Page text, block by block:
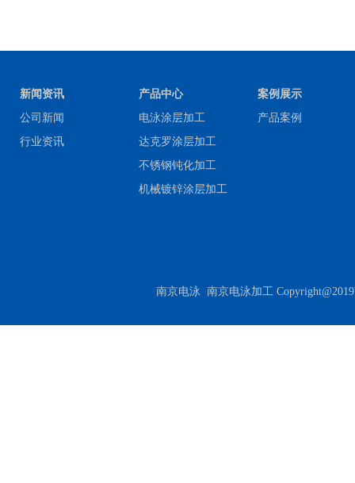
新闻资讯
公司新闻
行业资讯
产品中心
电泳涂层加工
达克罗涂层加工
不锈钢钝化加工
机械镀锌涂层加工
案例展示
产品案例
南京电泳 南京电泳加工